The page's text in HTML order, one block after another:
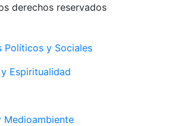
derechos reservados
Políticos y Sociales
Espiritualidad
Medioambiente